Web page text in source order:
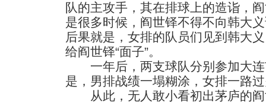
队的主攻手，其在排球上的造诣，
是很多时候，阎世铎不得不向韩大
后果就是，女排的队员们见到韩大
给阎世铎“面子”。
一年后，两支球队分别参加大连
是，男排战绩一塌糊涂，女排一路
从此，无人敢小看初出茅庐的阎